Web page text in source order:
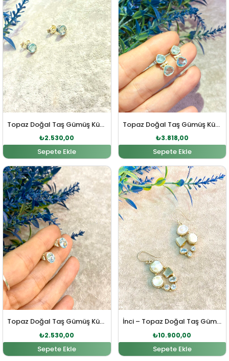
Topaz Doğal Taş Gümüş Küpe
₺2.530,00
Sepete Ekle
Topaz Doğal Taş Gümüş Küpe
₺3.818,00
Sepete Ekle
Topaz Doğal Taş Gümüş Küpe
Orijinal fiyat: ₺2.783,00.
₺2.530,00
Şu andaki fiyat: ₺2.530,00.
Sepete Ekle
İnci – Topaz Doğal Taş Gümüş Küpe
Orijinal fiyat:
₺10.900,00
Şu andaki
Sepete Ekle